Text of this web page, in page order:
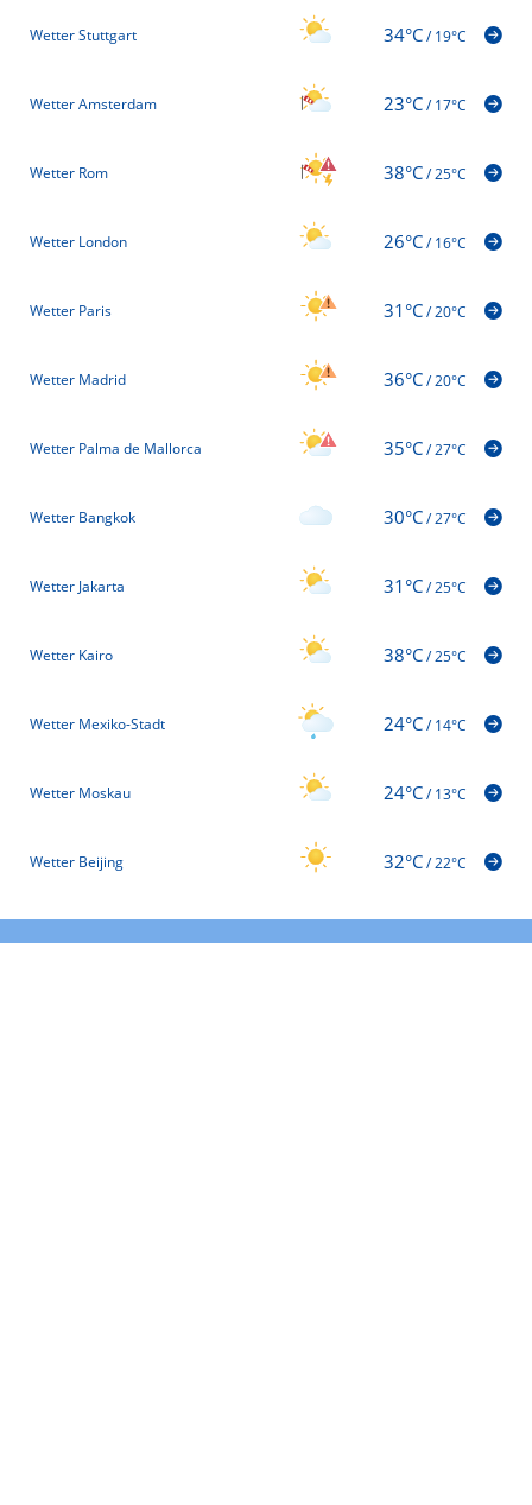
Wetter Stuttgart 34°C/19°C
Wetter Amsterdam 23°C/17°C
Wetter Rom 38°C/25°C
Wetter London 26°C/16°C
Wetter Paris 31°C/20°C
Wetter Madrid 36°C/20°C
Wetter Palma de Mallorca 35°C/27°C
Wetter Bangkok 30°C/27°C
Wetter Jakarta 31°C/25°C
Wetter Kairo 38°C/25°C
Wetter Mexiko-Stadt 24°C/14°C
Wetter Moskau 24°C/13°C
Wetter Beijing 32°C/22°C